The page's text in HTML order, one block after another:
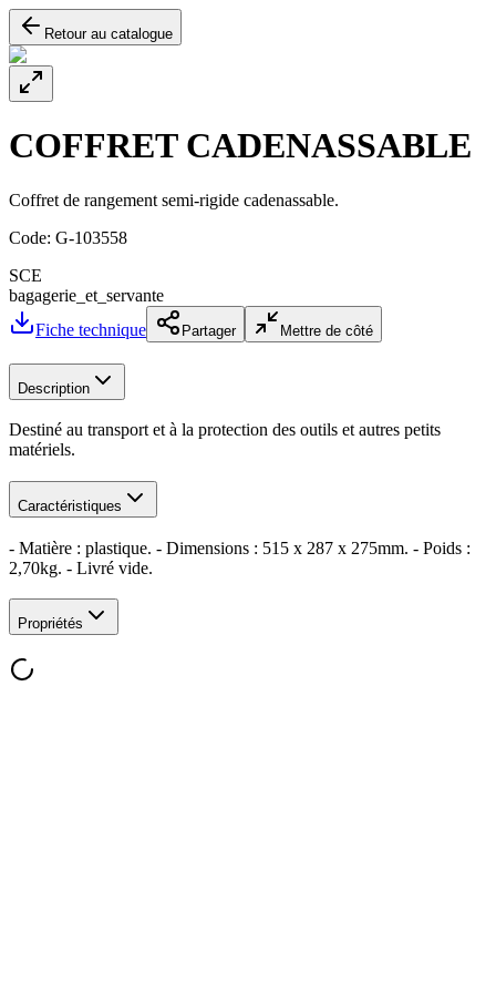
Retour au catalogue
COFFRET CADENASSABLE
Coffret de rangement semi-rigide cadenassable.
Code: G-103558
SCE
bagagerie_et_servante
Fiche technique
Partager Mettre de côté
Description
Destiné au transport et à la protection des outils et autres petits
matériels.
Caractéristiques
- Matière : plastique. - Dimensions : 515 x 287 x 275mm. - Poids :
2,70kg. - Livré vide.
Propriétés